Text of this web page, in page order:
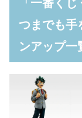
「一番く
つまでも手
ンアップ一